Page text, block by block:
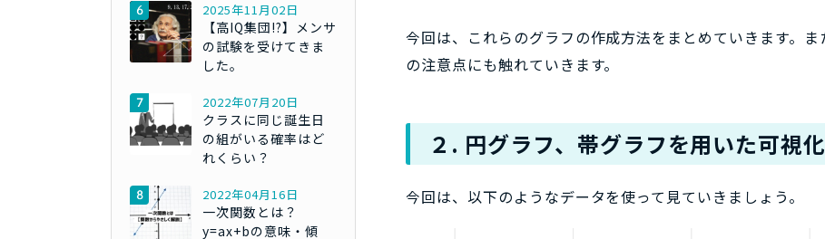
今回は、これらのグラフの作成方法をまとめていきます。
の注意点にも触れていきます。
２. 円グラフ、帯グラフを用いた可視化
今回は、以下のようなデータを使って見ていきましょう。
2025年11月02日
【高IQ集団!?】メンサ
の試験を受けてきま
した。
2022年07月20日
クラスに同じ誕生日
の組がいる確率はど
れくらい？
2022年04月16日
一次関数とは？
y=ax+bの意味・傾